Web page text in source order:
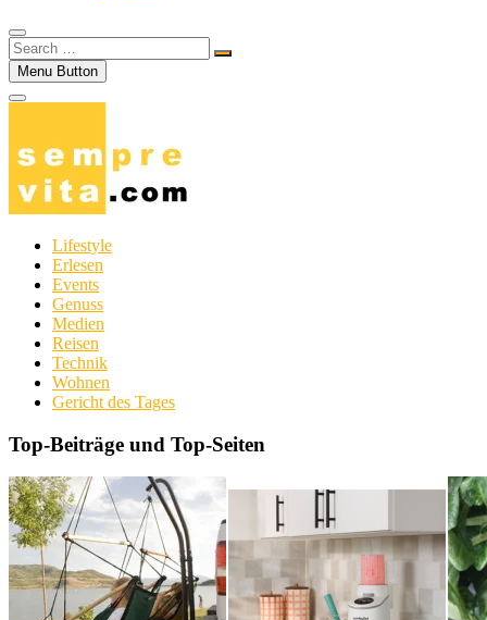
Search
…Menu Button
Lifestyle
Erlesen
Events
Genuss
Medien
Reisen
Technik
Wohnen
Gericht des Tages
Top-Beiträge und Top-Seiten